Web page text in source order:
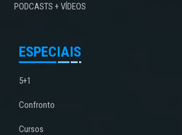
PODCASTS + VÍDEOS
ESPECIAIS
5+1
Confronto
Cursos